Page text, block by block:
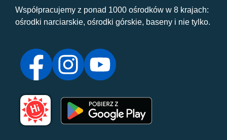
Współpracujemy z ponad 1000 ośrodków w 8 krajach:
ośrodki narciarskie, ośrodki górskie, baseny i nie tylko.